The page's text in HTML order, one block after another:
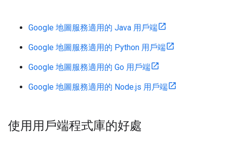
Google 地圖服務適用的 Java 用戶端
Google 地圖服務適用的 Python 用戶端
Google 地圖服務適用的 Go 用戶端
Google 地圖服務適用的 Node.js 用戶端
使用用戶端程式庫的好處